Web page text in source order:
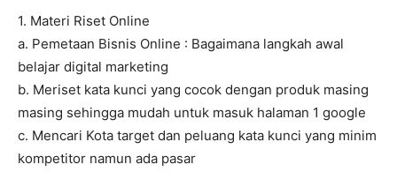
1. Materi Riset Online
a. Pemetaan Bisnis Online : Bagaimana langkah awal
belajar digital marketing
b. Meriset kata kunci yang cocok dengan produk masing
masing sehingga mudah untuk masuk halaman 1 google
c. Mencari Kota target dan peluang kata kunci yang minim
kompetitor namun ada pasar